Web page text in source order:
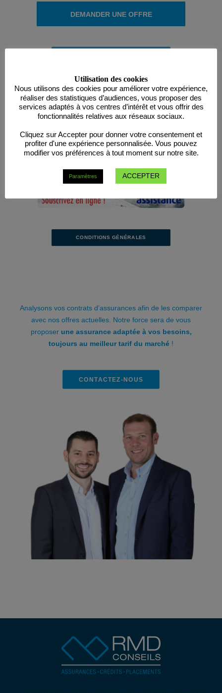
DEMANDER UNE OFFRE
CONDITIONS GÉNÉRALES
Analysons vos contrats d’assurances afin de les comparer
avec nos offres actuelles. Notre force sera de vous
proposer une assurance adaptée à vos besoins,
toujours au meilleur tarif du marché !
CONTACTEZ-NOUS
Utilisation des cookies
Nous utilisons des cookies pour améliorer votre expérience,
réaliser des statistiques d’audiences, vous proposer des
services adaptés à vos centres d’intérêt et vous offrir des
fonctionnalités relatives aux réseaux sociaux.
Cliquez sur Accepter pour donner votre consentement et
profiter d'une expérience personnalisée. Vous pouvez
modifier vos préférences à tout moment sur notre site.
Paramètres ACCEPTER